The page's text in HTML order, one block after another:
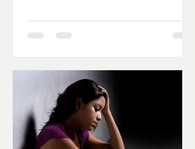
lesquelles tant de femmes passent des